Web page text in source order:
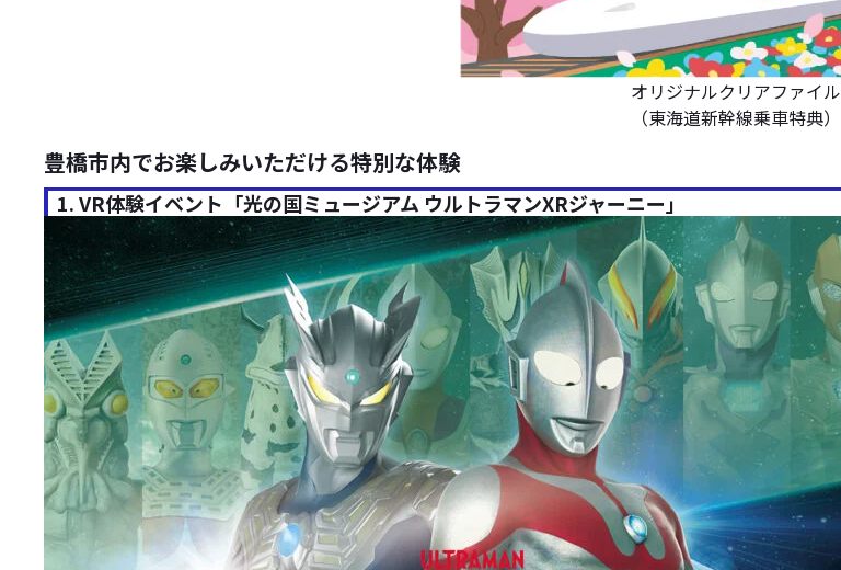
オリジナルクリアファイル
（東海道新幹線乗車特典）
豊橋市内でお楽しみいただける特別な体験
1. VR体験イベント「光の国ミュージアム ウルトラマンXRジャーニー」